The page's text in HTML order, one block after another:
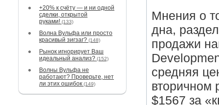
+20% к счёту — и ни одной
сделки, открытой
руками! (133)
Волна Вульфа или просто
красивый зигзаг? (148)
Рынок игнорирует Ваш
идеальный анализ? (152)
Волны Вульфа не
работают? Проверьте, нет
ли этих ошибок (149)
Мнения о
дна,
продажи
средняя
вторичном
$1567 за